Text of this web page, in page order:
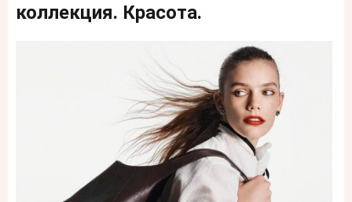
коллекция. Красота.